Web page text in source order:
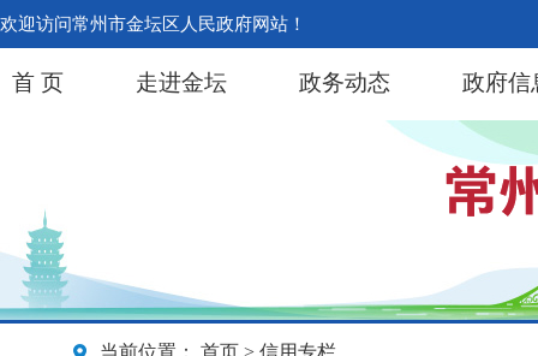
欢迎访问常州市金坛区人民政府网站！
首 页 走进金坛 政务动态 政府信
当前位置： 首页 > 信用专栏